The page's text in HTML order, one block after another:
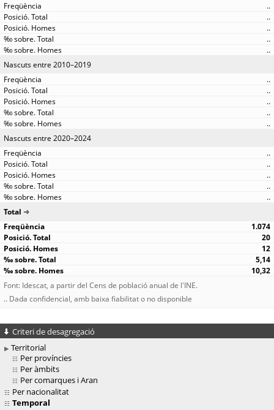
..
..
..
..
..
Nascuts entre 2010–2019
..
..
..
..
..
Nascuts entre 2020–2024
..
..
..
..
..
Total
1.074
20
12
5,14
10,32
Font: Idescat, a partir del Cens de població anual de l'INE.
.. Dada confidencial, amb baixa fiabilitat o no disponible
Criteri de desagregació
Territorial
Per províncies
Per àmbits
Per comarques i Aran
Per nacionalitat
Temporal